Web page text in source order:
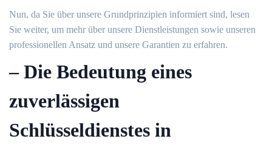
Nun, da Sie über unsere Grundprinzipien informiert sind, lesen
Sie weiter, um mehr über unsere Dienstleistungen sowie unseren
professionellen Ansatz und unsere Garantien zu erfahren.​
– Die Bedeutung eines
zuverlässigen
Schlüsseldienstes in